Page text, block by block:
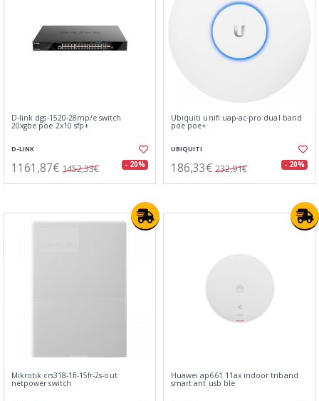
D-link dgs-1520-28mp/e switch
20xgbe poe 2x10 sfp+
D-LINK
1161,87€ 1452,33€ - 20%
Ubiquiti unifi uap-ac-pro dual band
poe poe+
UBIQUITI
186,33€ 232,91€ - 20%
Mikrotik crs318-1fi-15fr-2s-out
netpower switch
Huawei ap661 11ax indoor triband
smart ant usb ble